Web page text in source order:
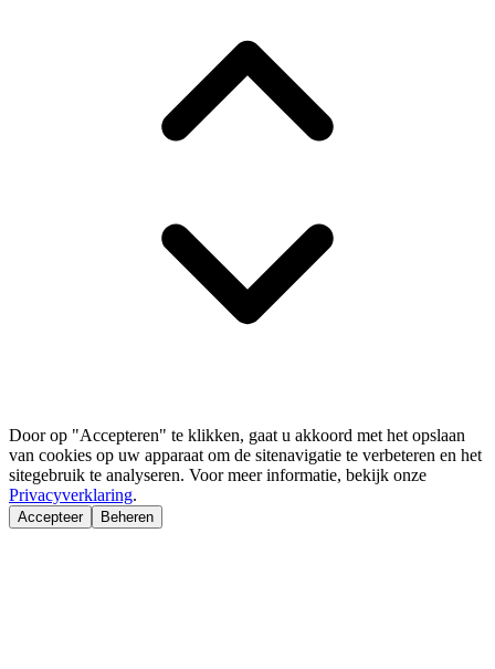
Door op "Accepteren" te klikken, gaat u akkoord met het opslaan
van cookies op uw apparaat om de sitenavigatie te verbeteren en het
sitegebruik te analyseren. Voor meer informatie, bekijk onze
Privacyverklaring.
Accepteer Beheren